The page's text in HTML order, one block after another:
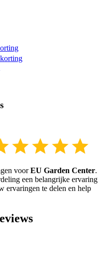
voorEU Garden Center.
een belangrijke ervaring
ervaringen te delen en help